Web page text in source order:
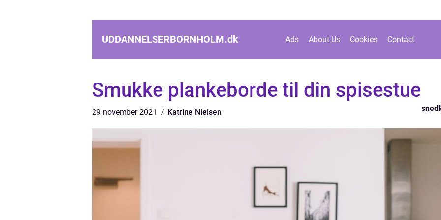
UDDANNELSERBORNHOLM.dk Ads About Us Cookies Contact
Smukke plankeborde til din spisestue
29 november 2021 Katrine Nielsen